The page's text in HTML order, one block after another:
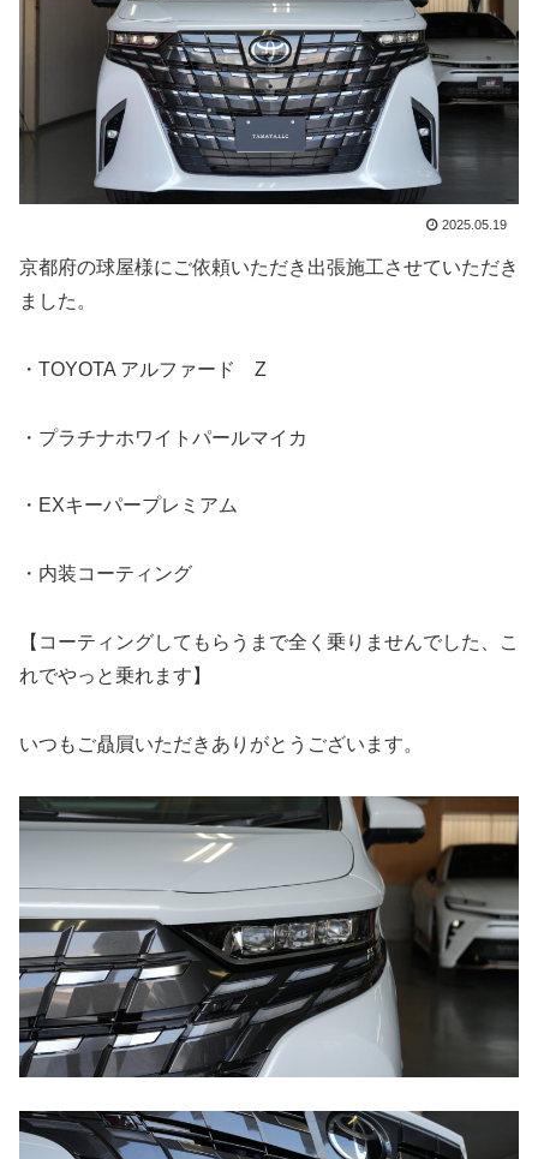
2025.05.19
京都府の球屋様にご依頼いただき出張施工させていただき
ました。
・TOYOTA アルファード Z
・プラチナホワイトパールマイカ
・EXキーパープレミアム
・内装コーティング
【コーティングしてもらうまで全く乗りませんでした、こ
れでやっと乗れます】
いつもご贔屓いただきありがとうございます。